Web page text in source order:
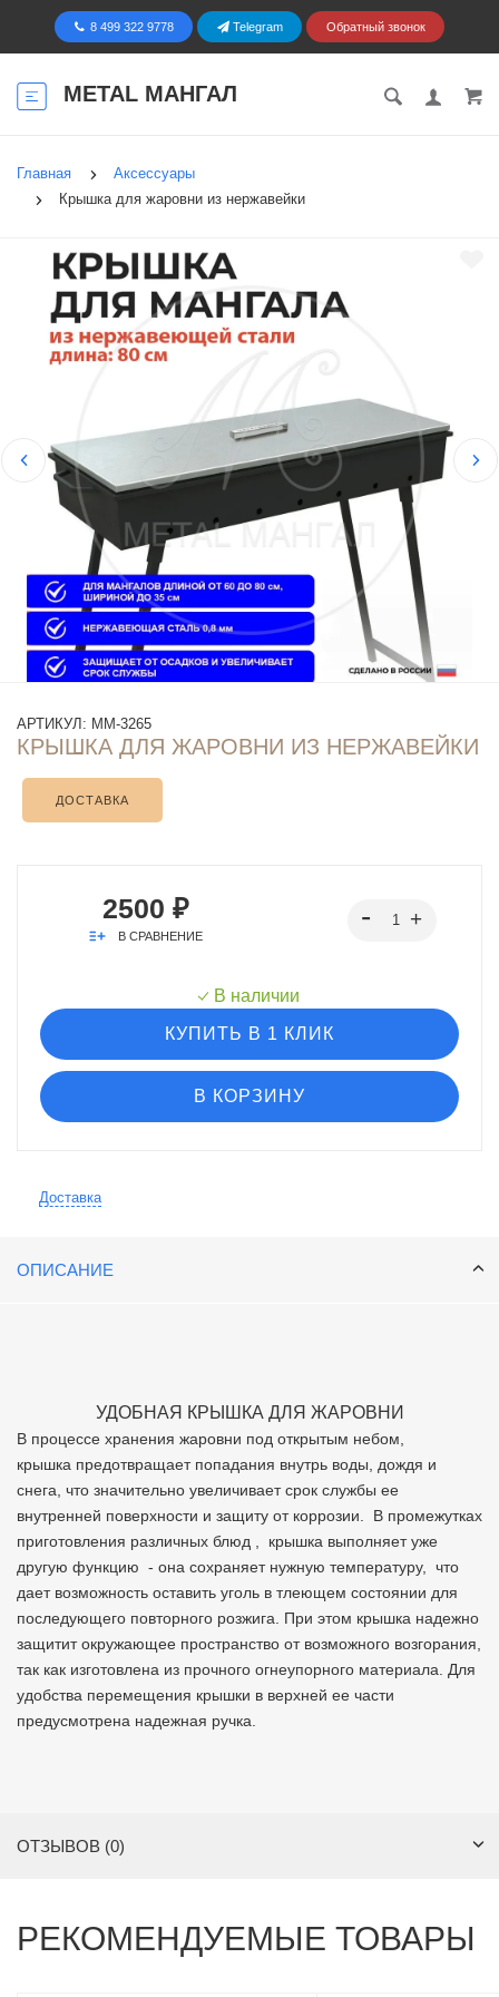
8 499 322 9778 Telegram Обратный звонок
METAL МАНГАЛ
Главная
Аксессуары
Крышка для жаровни из нержавейки
АРТИКУЛ: ММ-3265
КРЫШКА ДЛЯ ЖАРОВНИ ИЗ НЕРЖАВЕЙКИ
ДОСТАВКА
2500 ₽
В СРАВНЕНИЕ
В наличии
КУПИТЬ В 1 КЛИК
В КОРЗИНУ
Доставка
ОПИСАНИЕ
УДОБНАЯ КРЫШКА ДЛЯ ЖАРОВНИ
В процессе хранения жаровни под открытым небом,
крышка предотвращает попадания внутрь воды, дождя и
снега, что значительно увеличивает срок службы ее
внутренней поверхности и защиту от коррозии. В промежутках
приготовления различных блюд , крышка выполняет уже
другую функцию - она сохраняет нужную температуру, что
дает возможность оставить уголь в тлеющем состоянии для
последующего повторного розжига . При этом крышка надежно
защитит окружающее пространство от возможного возгорания,
так как изготовлена из прочного огнеупорного материала. Для
удобства перемещения крышки в верхней ее части
предусмотрена надежная ручка.
ОТЗЫВОВ (0)
РЕКОМЕНДУЕМЫЕ ТОВАРЫ